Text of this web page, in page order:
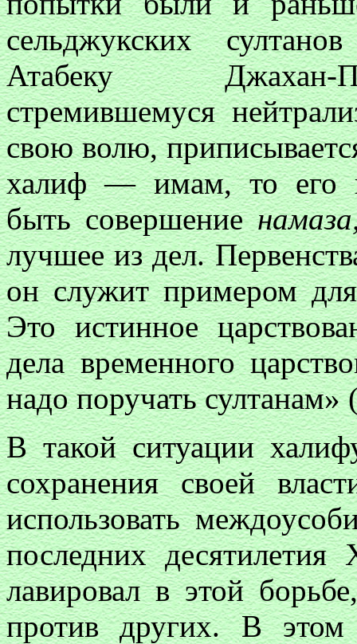
сельджукских
Атабеку Джахан-
стремившемуся
свою волю,
халиф — имам, то его
быть совершение
лучшее из дел.
он служит примером
Это истинное
дела временного
надо поручать султанам»
В такой ситуации
сохранения своей
использовать
последних
лавировал в этой
против других. В этом